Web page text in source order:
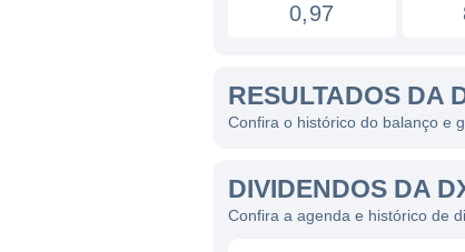
0,97
RESULTADOS DA
Confira o histórico do balanço e
DIVIDENDOS DA
Confira a agenda e histórico de